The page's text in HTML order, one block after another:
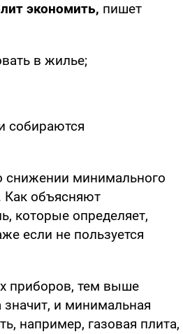
экономить, пишет
в жилье;
собираются
снижении минимального
Как объясняют
которые определяет,
если не пользуется
приборов, тем выше
и минимальная
например, газовая плита,